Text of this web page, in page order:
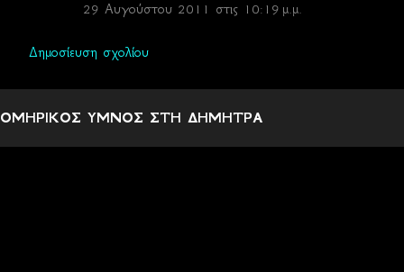
29 Αυγούστου 2011 στις 10:19 μ.μ.
Δημοσίευση σχολίου
ΟΜΗΡΙΚΟΣ ΥΜΝΟΣ ΣΤΗ ΔΗΜΗΤΡΑ